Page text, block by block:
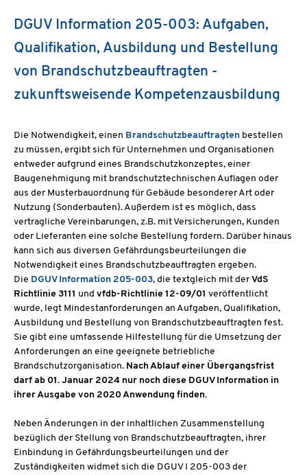
DGUV Information 205-003: Aufgaben,
Qualifikation, Ausbildung und Bestellung
von Brandschutzbeauftragten -
zukunftsweisende Kompetenzausbildung
Die Notwendigkeit, einen Brandschutzbeauftragten bestellen
zu müssen, ergibt sich für Unternehmen und Organisationen
entweder aufgrund eines Brandschutzkonzeptes, einer
Baugenehmigung mit brandschutztechnischen Auflagen oder
aus der Musterbauordnung für Gebäude besonderer Art oder
Nutzung (Sonderbauten). Außerdem ist es möglich, dass
vertragliche Vereinbarungen, z.B. mit Versicherungen, Kunden
oder Lieferanten eine solche Bestellung fordern. Darüber hinaus
kann sich aus diversen Gefährdungsbeurteilungen die
Notwendigkeit eines Brandschutzbeauftragten ergeben.
Die DGUV Information 205-003, die textgleich mit derVdS
Richtlinie 3111 und vfdb-Richtlinie 12-09/01 veröffentlicht
wurde, legt Mindestanforderungen an Aufgaben, Qualifikation,
Ausbildung und Bestellung von Brandschutzbeauftragten fest.
Sie gibt eine umfassende Hilfestellung für die Umsetzung der
Anforderungen an eine geeignete betriebliche
Brandschutzorganisation. Nach Ablauf einer Übergangsfrist
darf ab 01. Januar 2024 nur noch diese DGUV Information in
ihrer Ausgabe von 2020 Anwendung finden.
Neben Änderungen in der inhaltlichen Zusammenstellung
bezüglich der Stellung von Brandschutzbeauftragten, ihrer
Einbindung in Gefährdungsbeurteilungen und der
Zuständigkeiten widmet sich die DGUV I 205-003 der